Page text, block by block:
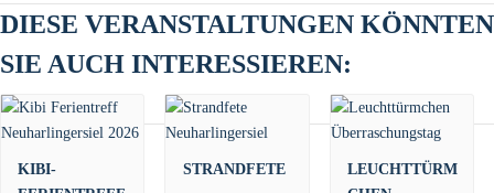
DIESE VERANSTALTUNGEN KÖNNTEN
SIE AUCH INTERESSIEREN:
KIBI-
STRANDFETE
LEUCHTTÜRM